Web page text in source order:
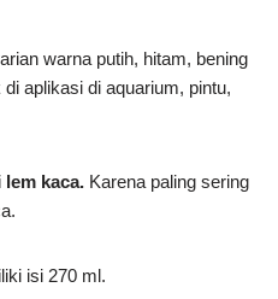
warna putih, hitam, bening
aplikasi di aquarium, pintu,
lem kaca. Karena paling sering
isi 270 ml.